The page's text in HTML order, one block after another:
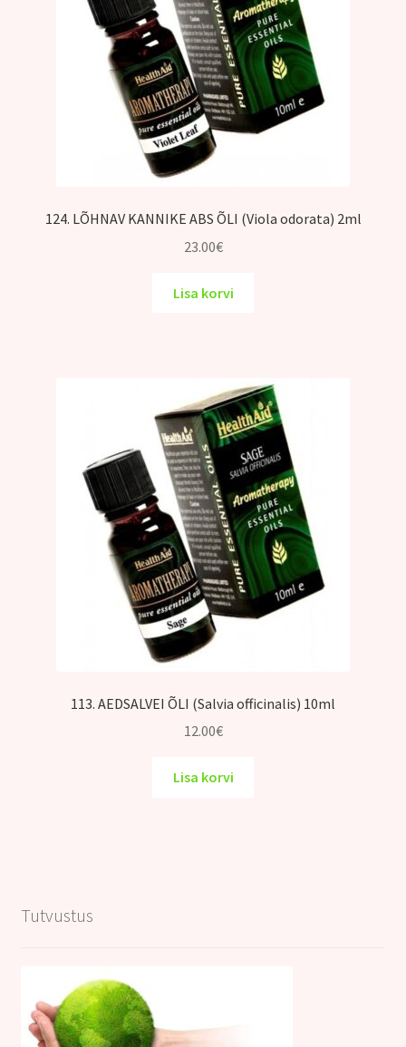
124. LÕHNAV KANNIKE ABS ÕLI (Viola odorata) 2ml
23.00€
Lisa korvi
113. AEDSALVEI ÕLI (Salvia officinalis) 10ml
12.00€
Lisa korvi
Tutvustus